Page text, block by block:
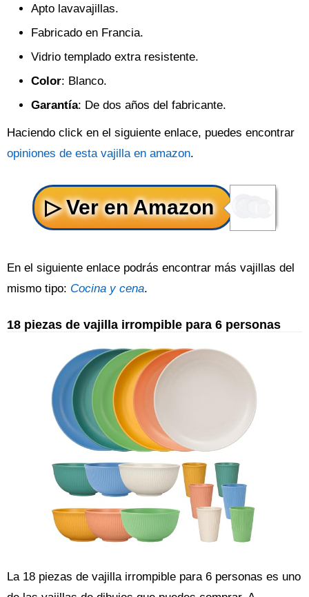
Apto lavavajillas.
Fabricado en Francia.
Vidrio templado extra resistente.
Color: Blanco.
Garantía: De dos años del fabricante.
Haciendo click en el siguiente enlace, puedes encontrar
opiniones de esta vajilla en amazon.
En el siguiente enlace podrás encontrar más vajillas del
mismo tipo: Cocina y cena.
18 piezas de vajilla irrompible para 6 personas
La 18 piezas de vajilla irrompible para 6 personas es uno